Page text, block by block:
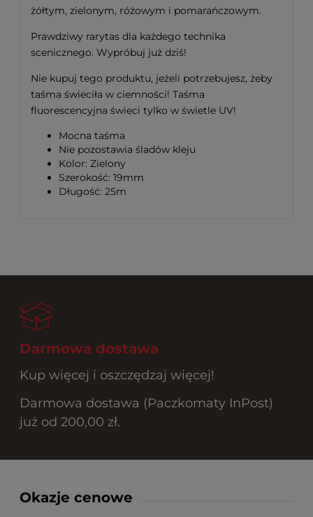
żółtym, zielonym, różowym i pomarańczowym.
Prawdziwy rarytas dla każdego technika
scenicznego. Wypróbuj już dziś!
Nie kupuj tego produktu, jeżeli potrzebujesz, żeby
taśma świeciła w ciemności! Taśma
fluorescencyjna świeci tylko w świetle UV!
Mocna taśma
Nie pozostawia śladów kleju
Kolor: Zielony
Szerokość: 19mm
Długość: 25m
Darmowa dostawa
Kup więcej i oszczędzaj więcej!
Darmowa dostawa (Paczkomaty InPost)
już od 200,00 zł.
Okazje cenowe